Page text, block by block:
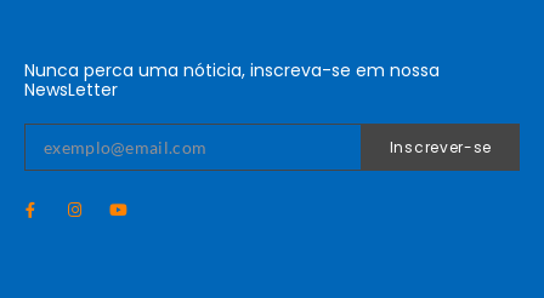
Nunca perca uma nóticia, inscreva-se em nossa
NewsLetter
Inscrever-se